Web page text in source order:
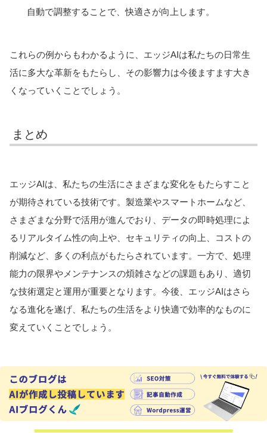
自動で調整することで、快適さが向上します。
これらの例からもわかるように、エッジAIは私たちの日常生
活に多大な革新をもたらし、その影響力は今後ますます大き
くなっていくことでしょう。
まとめ
エッジAIは、私たちの生活にさまざまな変化をもたらすこと
が期待されている技術です。製造業やスマートホームなど、
さまざまな分野で活用が進んでおり、データの即時処理によ
るリアルタイム性の向上や、セキュリティの向上、コストの
削減など、多くの利点がもたらされています。一方で、処理
能力の限界やメンテナンスの煩雑さなどの課題もあり、適切
な技術選定と運用が重要となります。今後、エッジAIはさら
なる進化を遂げ、私たちの生活をより快適で効率的なものに
変えていくことでしょう。
この記事は、AIが自動で作成し投稿ま
で行っています。